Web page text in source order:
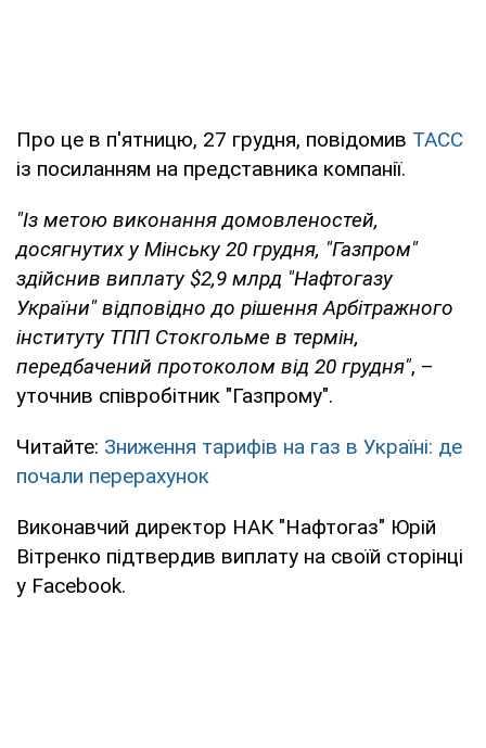
Про це в п'ятницю, 27 грудня, повідомив ТАСС
із посиланням на представника компанії.
"Із метою виконання домовленостей,
досягнутих у Мінську 20 грудня, "Газпром"
здійснив виплату $2,9 млрд "Нафтогазу
України" відповідно до рішення Арбітражного
інституту ТПП Стокгольмe в термін,
передбачений протоколом від 20 грудня", –
уточнив співробітник "Газпрому".
Читайте: Зниження тарифів на газ в Україні: де
почали перерахунок
Виконавчий директор НАК "Нафтогаз" Юрій
Вітренко підтвердив виплату на своїй сторінці
у Facebook.